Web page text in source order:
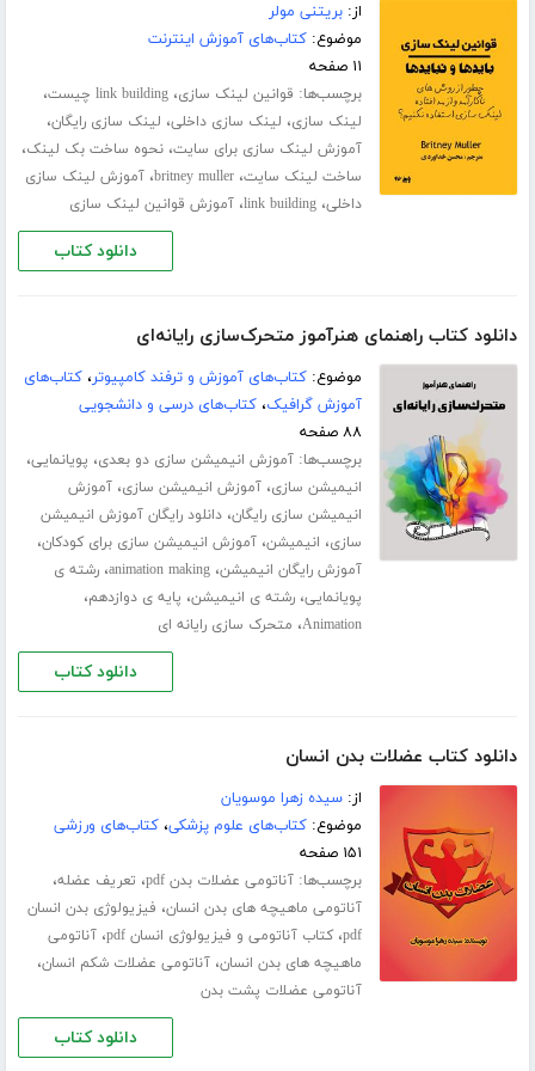
از:بریتنی مولر
موضوع:کتاب‌های آموزش اینترنت
۱۱ صفحه
برچسب‌ها: قوانین لینک سازی،link building چیست ،
لینک سازی، لینک سازی داخلی، لینک سازی رایگان،
آموزش لینک سازی برای سایت،نحوه ساخت بک لینک،
ساخت لینک سایت،britney muller،آموزش لینک سازی
داخلی،link building،آموزش قوانین لینک سازی
دانلود کتاب
دانلود کتاب راهنمای هنرآموز متحرک‌سازی رایانه‌ای
موضوع:کتاب‌های آموزش و ترفند کامپیوتر،کتاب‌های
آموزش گرافیک،کتاب‌های درسی و دانشجویی
۸۸ صفحه
برچسب‌ها:آموزش انیمیشن سازی دو بعدی، پویانمایی،
انیمیشن سازی،آموزش انیمیشن سازی،آموزش
انیمیشن سازی رایگان،دانلود رایگان آموزش انیمیشن
سازی، انیمیشن،آموزش انیمیشن سازی برای کودکان،
آموزش رایگان انیمیشن،animation making،رشته ی
پویانمایی،رشته ی انیمیشن، پایه ی دوازدهم،
Animation، متحرک سازی رایانه ای
دانلود کتاب
دانلود کتاب عضلات بدن انسان
از:سیده زهرا موسویان
موضوع:کتاب‌های علوم پزشکی،کتاب‌های ورزشی
۱۵۱ صفحه
برچسب‌ها:آناتومی عضلات بدن pdf ، تعریف عضله،
آناتومی ماهیچه های بدن انسان، فیزیولوژی بدن انسان
pdf،کتاب آناتومی و فیزیولوژی انسان pdf ،آناتومی
ماهیچه های بدن انسان،آناتومی عضلات شکم انسان،
آناتومی عضلات پشت بدن
دانلود کتاب